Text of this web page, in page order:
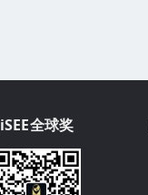
iSEE全球奖